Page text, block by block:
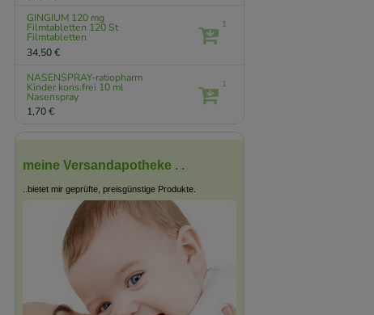
GINGIUM 120 mg
Filmtabletten 120 St
Filmtabletten
34,50 €
1
NASENSPRAY-ratiopharm
Kinder kons.frei 10 ml
Nasenspray
1,70 €
1
meine Versandapotheke . .
..bietet mir geprüfte, preisgünstige Produkte.